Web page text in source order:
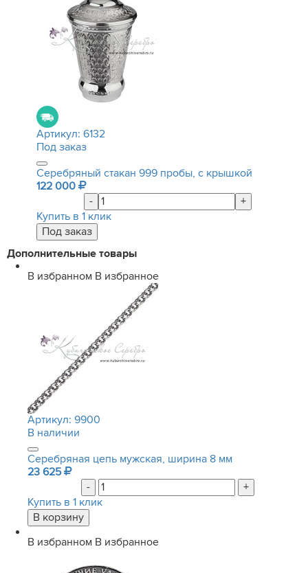
Артикул: 6132
Под заказ
Серебряный стакан 999 пробы, с крышкой
122 000
-
+
Купить в 1 клик
Дополнительные товары
В избранном В избранное
Артикул: 9900
В наличии
Серебряная цепь мужская, ширина 8 мм
23 625
-
+
Купить в 1 клик
В избранном В избранное